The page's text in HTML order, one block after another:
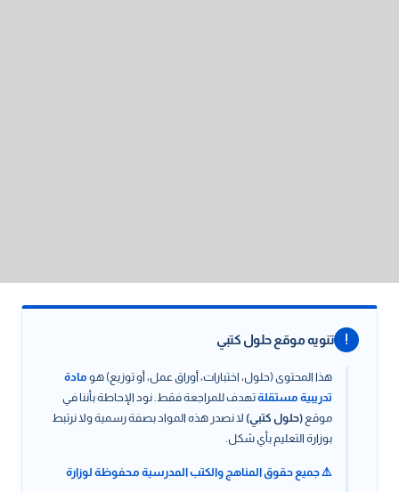
! تنويه موقع حلول كتبي
هذا المحتوى (حلول، اختبارات، أوراق عمل، أو توزيع) هو مادة
تدريبية مستقلةتهدف للمراجعة فقط. نود الإحاطة بأننا في
موقع (حلول كتبي) لا نصدر هذه المواد بصفة رسمية ولا نرتبط
بوزارة التعليم بأي شكل.
⚠️ جميع حقوق المناهج والكتب المدرسية محفوظة لوزارة